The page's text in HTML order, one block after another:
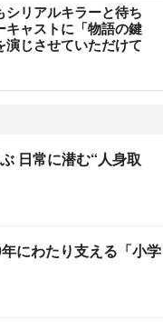
リアルキラーと待ち
キャストに「物語の鍵
演じさせていただけて
日常に潜む“人身取
にわたり支える「小学